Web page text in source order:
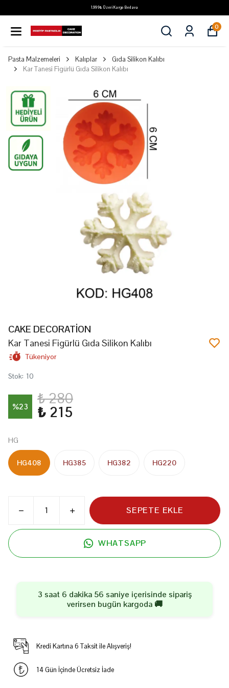
1.999₺ Üzeri Kargo Bedava
0
Pasta Malzemeleri Kalıplar
Gıda Silikon Kalıbı
Kar Tanesi Figürlü Gıda Silikon Kalıbı
CAKE DECORATİON
Kar Tanesi Figürlü Gıda Silikon Kalıbı
Tükeniyor
Stok: 10
%23 ₺ 280
₺ 215
HG
HG408 HG385 HG382 HG220
SEPETE EKLE
WHATSAPP
3 saat 6 dakika 56 saniye içerisinde sipariş
verirsen bugün kargoda 🚚
Kredi Kartına 6 Taksit ile Alışveriş!
14 Gün İçinde Ücretsiz İade